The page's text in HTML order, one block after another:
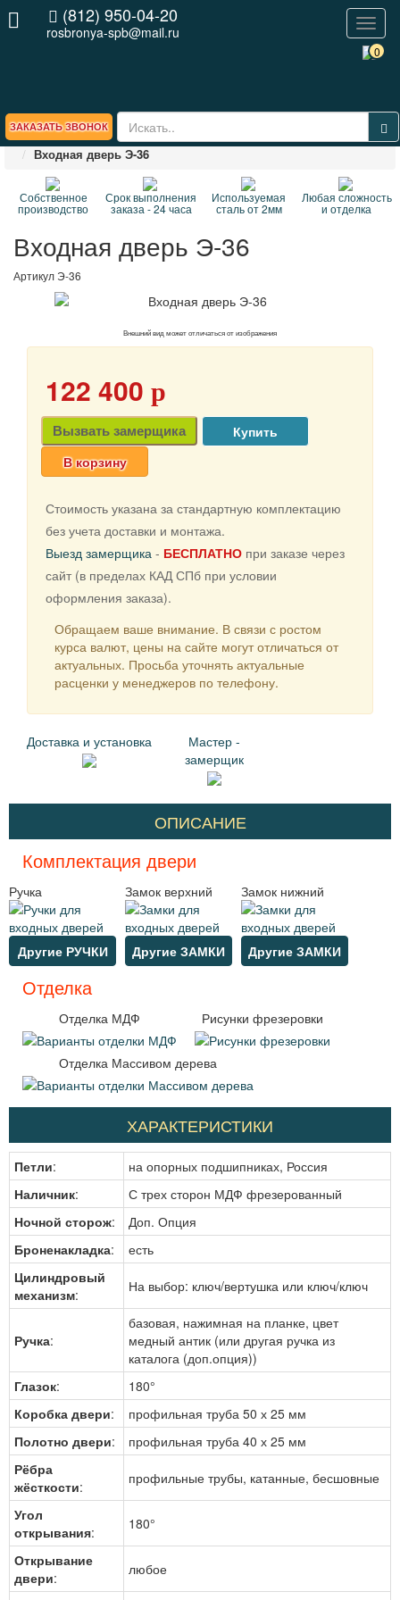
ЗАКАЗАТЬ ЗВОНОК
0
(812) 950-04-20
rosbronya-spb@mail.ru
Главная
ВЕСЬ КАТАЛОГ стальных дверей
Входная дверь Э-36
Собственное
производство
Срок выполнения
заказа - 24 часа
Используемая
сталь от 2мм
Любая сложность
и отделка
Входная дверь Э-36
АртикулЭ-36
Внешний вид может отличаться от изображения
122 400 p
Вызвать замерщика
В корзину
Стоимость указана за стандартную комплектацию
без учета доставки и монтажа.
Выезд замерщика - БЕСПЛАТНО при заказе через
сайт (в пределах КАД СПб при условии
оформления заказа).
Обращаем ваше внимание. В связи с ростом
курса валют, цены на сайте могут отличаться от
актуальных. Просьба уточнять актуальные
расценки у менеджеров по телефону.
Доставка и установка
Мастер -
замерщик
ОПИСАНИЕ
Комплектация двери
Ручка
Другие РУЧКИ
Замок верхний
Другие ЗАМКИ
Замок нижний
Другие ЗАМКИ
Отделка
Отделка МДФ Рисунки фрезеровки
Отделка Массивом дерева
ХАРАКТЕРИСТИКИ
Петли:
на опорных подшипниках, Россия
Наличник:
С трех сторон МДФ фрезерованный
Ночной сторож:
Доп. Опция
Броненакладка:
есть
Цилиндровый
механизм: На выбор: ключ/вертушка или ключ/ключ
Ручка:
базовая, нажимная на планке, цвет
медный антик (или другая ручка из
каталога (доп.опция))
Глазок:
180°
Коробка двери:
профильная труба 50 х 25 мм
Полотно двери:
профильная труба 40 х 25 мм
Рёбра
жёсткости: профильные трубы, катанные, бесшовные
Угол
открывания: 180°
Открывание
двери: любое